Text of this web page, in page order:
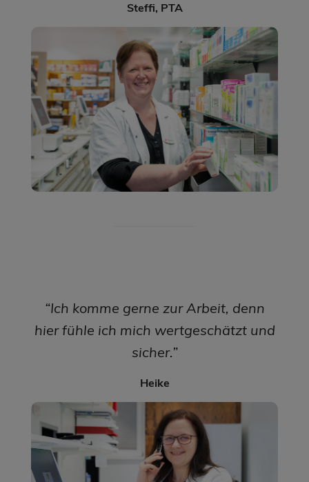
Steffi, PTA
“Ich komme gerne zur Arbeit, denn
hier fühle ich mich wertgeschätzt und
sicher.”
Heike